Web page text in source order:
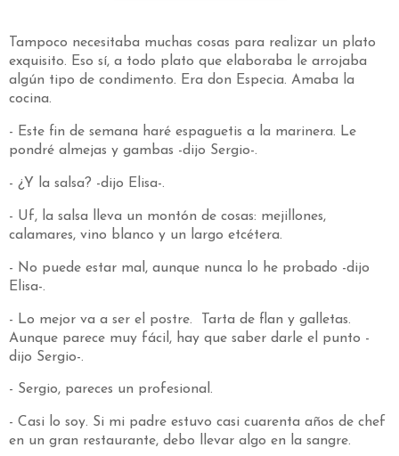
Tampoco necesitaba muchas cosas para realizar un plato
exquisito. Eso sí, a todo plato que elaboraba le arrojaba
algún tipo de condimento. Era don Especia. Amaba la
cocina.
- Este fin de semana haré espaguetis a la marinera. Le
pondré almejas y gambas -dijo Sergio-.
- ¿Y la salsa? -dijo Elisa-.
- Uf, la salsa lleva un montón de cosas: mejillones,
calamares, vino blanco y un largo etcétera.
- No puede estar mal, aunque nunca lo he probado -dijo
Elisa-.
- Lo mejor va a ser el postre. Tarta de flan y galletas.
Aunque parece muy fácil, hay que saber darle el punto -
dijo Sergio-.
- Sergio, pareces un profesional.
- Casi lo soy. Si mi padre estuvo casi cuarenta años de chef
en un gran restaurante, debo llevar algo en la sangre.